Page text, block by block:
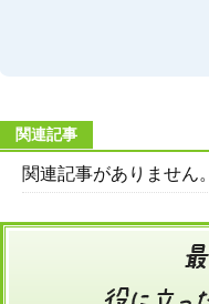
関連記事
関連記事がありません。